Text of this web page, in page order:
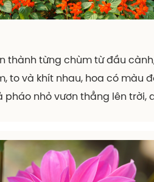
thành từng chùm từ đầu
to và khít nhau, hoa có màu
pháo nhỏ vươn thẳng lên trời,